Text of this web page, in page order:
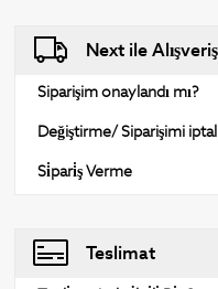
Next ile Alışveriş
Siparişim onaylandı mı?
Değiştirme/ Siparişimi
Si̇pari̇ş Verme
Teslimat